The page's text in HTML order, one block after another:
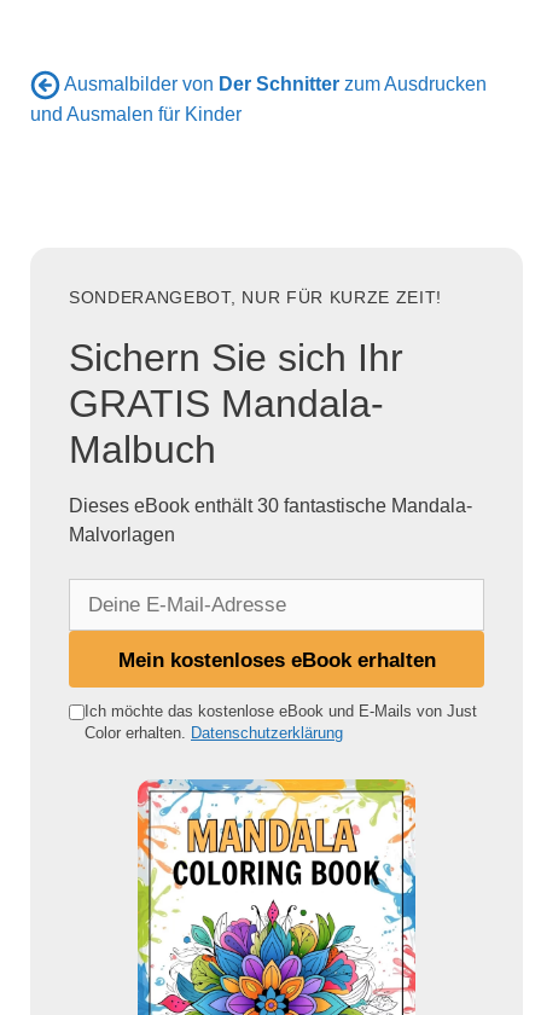
Ausmalbilder von Der Schnitter zum Ausdrucken
und Ausmalen für Kinder
SONDERANGEBOT, NUR FÜR KURZE ZEIT!
Sichern Sie sich Ihr
GRATIS Mandala-
Malbuch
Dieses eBook enthält 30 fantastische Mandala-
Malvorlagen
e
Mein kostenloses eBook erhalten
Ich möchte das kostenlose eBook und E-Mails von Just
Color erhalten. Datenschutzerklärung